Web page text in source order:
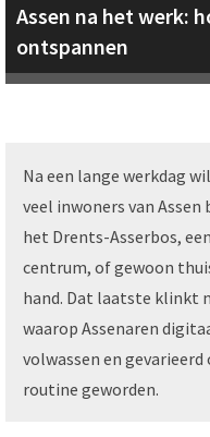
Assen na het werk:
ontspannen
Na een lange werkdag
veel inwoners van
het Drents-Asserbos,
centrum, of gewoon
hand. Dat laatste klinkt
waarop Assenaren
volwassen en
routine geworden.